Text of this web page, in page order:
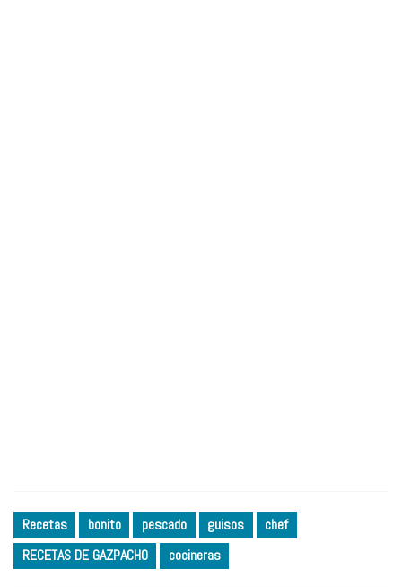
Recetas bonito pescado guisos
chef
RECETAS DE GAZPACHO
cocineras